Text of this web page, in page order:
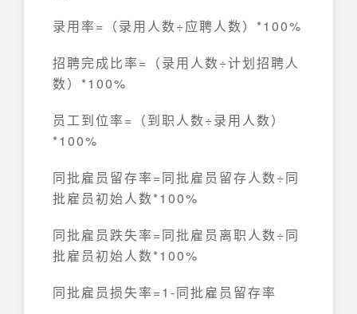
录用率=（录用人数÷应聘人数）*100%
招聘完成比率=（录用人数÷计划招聘人
数）*100%
员工到位率=（到职人数÷录用人数）
*100%
同批雇员留存率=同批雇员留存人数÷同
批雇员初始人数*100%
同批雇员跌失率=同批雇员离职人数÷同
批雇员初始人数*100%
同批雇员损失率=1-同批雇员留存率